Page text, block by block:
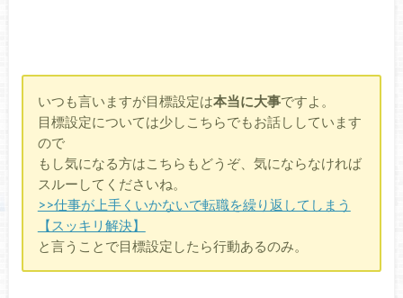
いつも言いますが目標設定は本当に大事ですよ。
目標設定については少しこちらでもお話ししています
ので
もし気になる方はこちらもどうぞ、気にならなければ
スルーしてくださいね。
>>仕事が上手くいかないで転職を繰り返してしまう
【スッキリ解決】
と言うことで目標設定したら行動あるのみ。